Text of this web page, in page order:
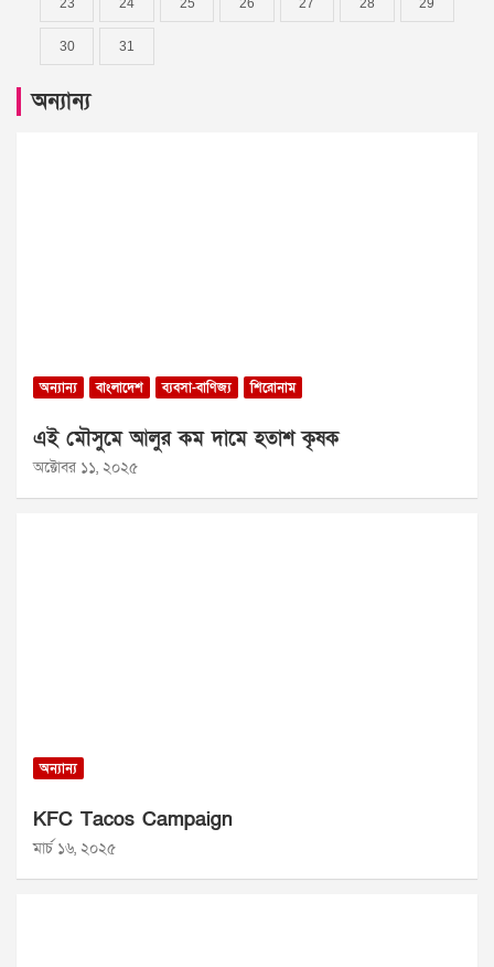
23 24 25 26 27 28 29
30 31
অন্যান্য
অন্যান্য বাংলাদেশ ব্যবসা-বাণিজ্য শিরোনাম
এই মৌসুমে আলুর কম দামে হতাশ কৃষক
অক্টোবর ১১, ২০২৫
অন্যান্য
KFC Tacos Campaign
মার্চ ১৬, ২০২৫